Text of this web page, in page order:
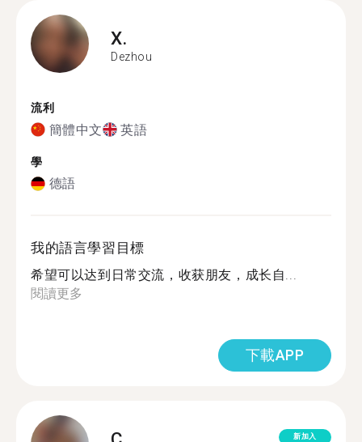
X.
Dezhou
流利
簡體中文 英語
學
德語
我的語言學習目標
希望可以达到日常交流，收获朋友，成长自...
閱讀更多
下載APP
新加入